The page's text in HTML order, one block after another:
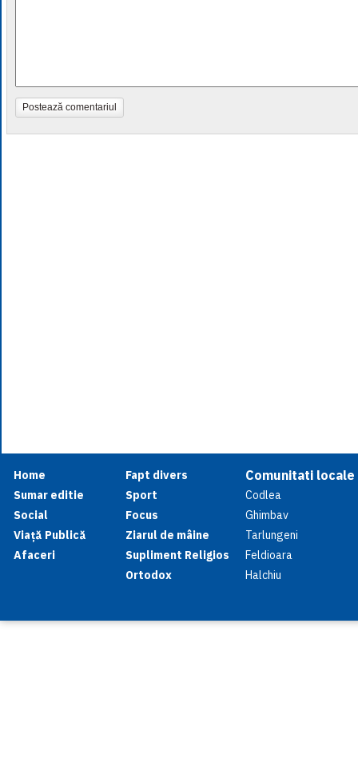
Postează comentariul
Home
Sumar editie
Social
Viață Publică
Afaceri
Fapt divers
Sport
Focus
Ziarul de mâine
Supliment Religios
Ortodox
Comunitati locale
Codlea
Ghimbav
Tarlungeni
Feldioara
Halchiu